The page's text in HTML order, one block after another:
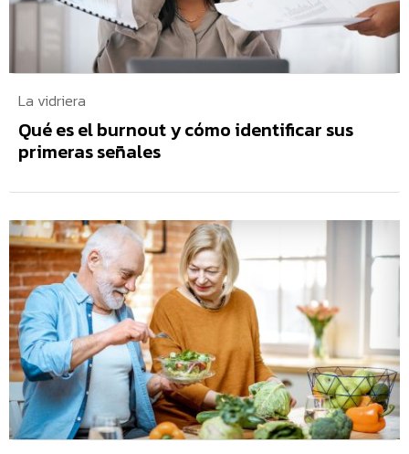
La vidriera
Qué es el burnout y cómo identificar sus
primeras señales